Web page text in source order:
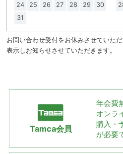
24 25 26 27 28 29
30
31
お問い合わせ受付をお休みさせていた
表示しお知らせさせていただきます。
Tamca会員
年会費
オンラ
購入・
が必要